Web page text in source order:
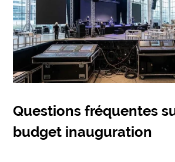
Questions fréquentes
budget inauguration